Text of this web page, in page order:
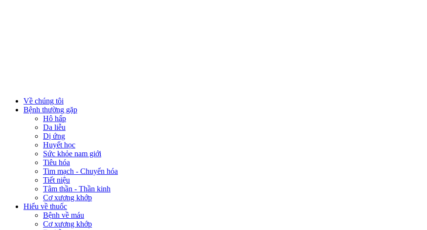
Về chúng tôi
Bệnh thường gặp
Hô hấp
Da liễu
Dị ứng
Huyết học
Sức khỏe nam giới
Tiêu hóa
Tim mạch - Chuyển hóa
Tiết niệu
Tâm thần - Thần kinh
Cơ xương khớp
Hiểu về thuốc
Bệnh về máu
Cơ xương khớp